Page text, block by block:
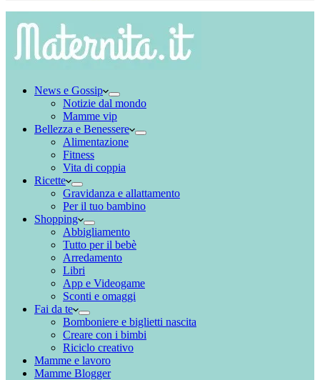
News e Gossip
Notizie dal mondo
Mamme vip
Bellezza e Benessere
Alimentazione
Fitness
Vita di coppia
Ricette
Gravidanza e allattamento
Per il tuo bambino
Shopping
Abbigliamento
Tutto per il bebè
Arredamento
Libri
App e Videogame
Sconti e omaggi
Fai da te
Bomboniere e biglietti nascita
Creare con i bimbi
Riciclo creativo
Mamme e lavoro
Mamme Blogger